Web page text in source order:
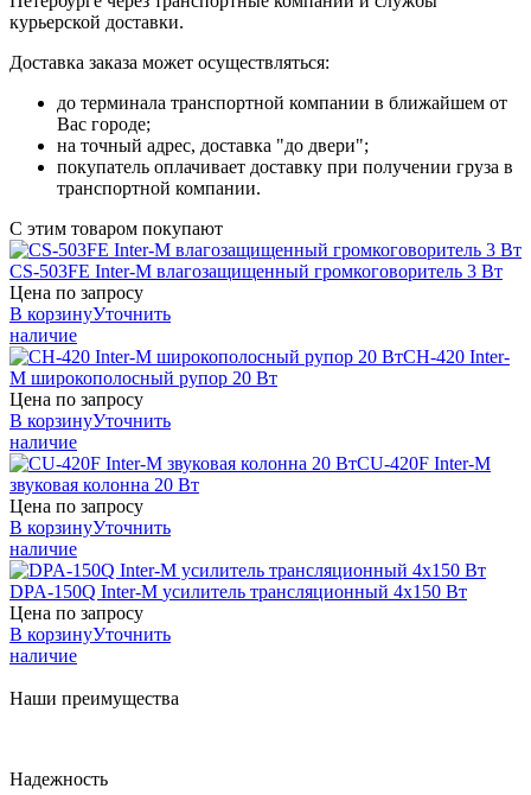
курьерской доставки.
Доставка заказа может осуществляться:
до терминала транспортной компании в ближайшем от
Вас городе;
на точный адрес, доставка "до двери";
покупатель оплачивает доставку при получении груза в
транспортной компании.
С этим товаром покупают
CS-503FE Inter-M влагозащищенный громкоговоритель 3 Вт
Цена по запросу
В корзинуУточнить
наличие
CH-420 Inter-
M широкополосный рупор 20 Вт
Цена по запросу
В корзинуУточнить
наличие
CU-420F Inter-M
звуковая колонна 20 Вт
Цена по запросу
В корзинуУточнить
наличие
DPA-150Q Inter-M усилитель трансляционный 4х150 Вт
Цена по запросу
В корзинуУточнить
наличие
Наши преимущества
Надежность